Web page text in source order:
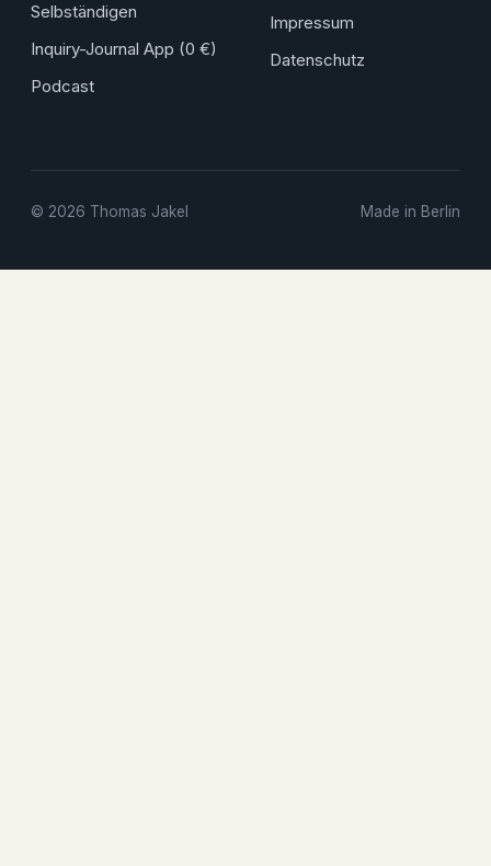
Selbständigen
Inquiry-Journal App (0 €)
Podcast
Impressum
Datenschutz
© 2026 Thomas Jakel Made in Berlin